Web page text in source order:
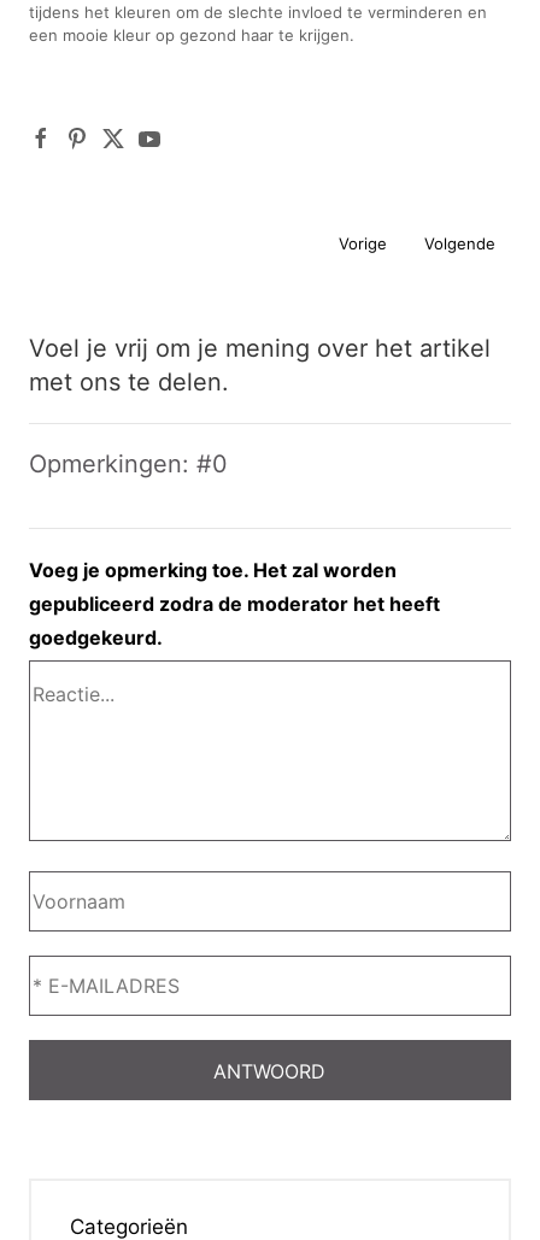
tijdens het kleuren om de slechte invloed te verminderen en
een mooie kleur op gezond haar te krijgen.
Vorige Volgende
Voel je vrij om je mening over het artikel
met ons te delen.
Opmerkingen: #0
Voeg je opmerking toe. Het zal worden
gepubliceerd zodra de moderator het heeft
goedgekeurd.
Categorieën